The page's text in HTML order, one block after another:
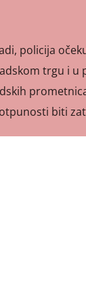
policija
trgu i u
biti